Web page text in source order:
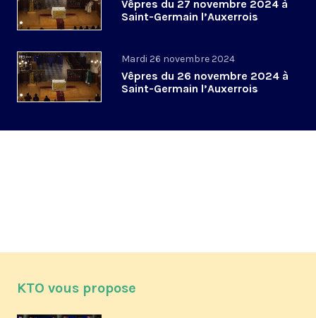
Vêpres du 27 novembre 2024 à
Saint-Germain l’Auxerrois
Mardi 26 novembre 2024
Vêpres du 26 novembre 2024 à
Saint-Germain l’Auxerrois
KTO vous propose